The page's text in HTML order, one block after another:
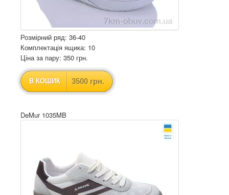
Розмірний ряд: 36-40
Комплектація ящика: 10
Ціна за пару: 350 грн.
В КОШИК 3500 грн.
DeMur 1035MB